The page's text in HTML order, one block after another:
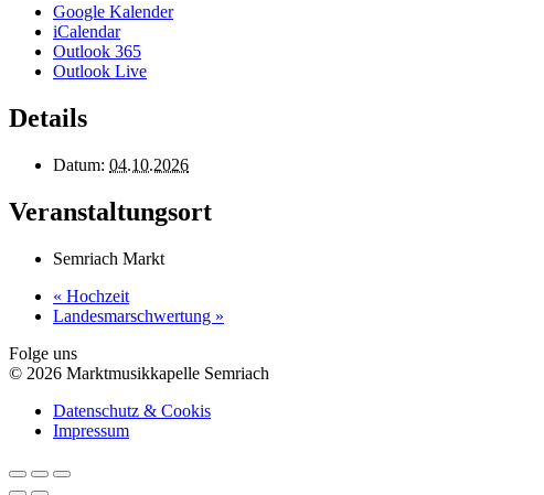
Google Kalender
iCalendar
Outlook 365
Outlook Live
Details
Datum: 04.10.2026
Veranstaltungsort
Semriach Markt
« Hochzeit
Landesmarschwertung »
Folge uns
© 2026 Marktmusikkapelle Semriach
Datenschutz & Cookis
Impressum